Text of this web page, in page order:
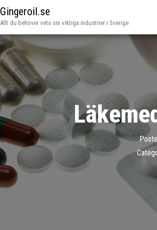
Gingeroil.se
Allt du behöver veta om viktiga industrier i Sverige